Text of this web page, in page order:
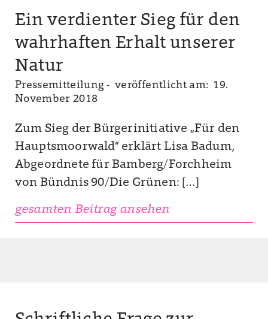
Ein verdienter Sieg für den
wahrhaften Erhalt unserer
Natur
Pressemitteilung - veröffentlicht am: 19.
November 2018
Zum Sieg der Bürgerinitiative „Für den
Hauptsmoorwald“ erklärt Lisa Badum,
Abgeordnete für Bamberg/Forchheim
von Bündnis 90/Die Grünen: […]
gesamten Beitrag ansehen